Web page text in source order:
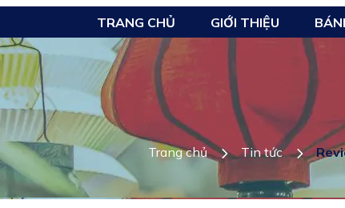
TRANG CHỦ GIỚI THIỆU
Trang chủ Tin tức